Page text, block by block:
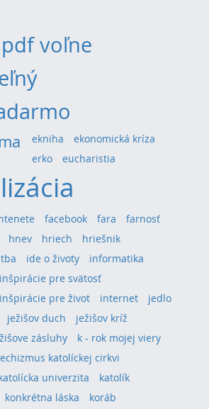
voľne
ekniha
ekonomická kríza
erko
eucharistia
facebook fara
farnosť
hnev hriech
hriešnik
ide o životy informatika
inšpirácie pre svätosť
inšpirácie pre život
internet
jedlo
ježišov duch
ježišov kríž
zásluhy
k - rok mojej viery
katolíckej cirkvi
univerzita
katolík
konkrétna láska
koráb